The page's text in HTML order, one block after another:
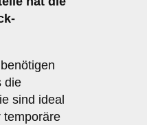
die
sind ideal
temporäre